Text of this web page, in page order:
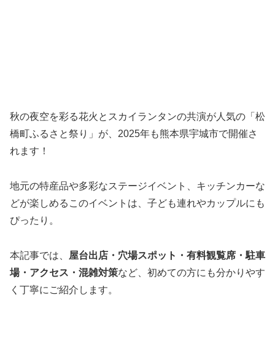
秋の夜空を彩る花火とスカイランタンの共演が人気の「松
橋町ふるさと祭り」が、2025年も熊本県宇城市で開催さ
れます！
地元の特産品や多彩なステージイベント、キッチンカーな
どが楽しめるこのイベントは、子ども連れやカップルにも
ぴったり。
本記事では、 屋台出店・穴場スポット・有料観覧席・駐車
場・アクセス・混雑対策など、初めての方にも分かりやす
く丁寧にご紹介します。